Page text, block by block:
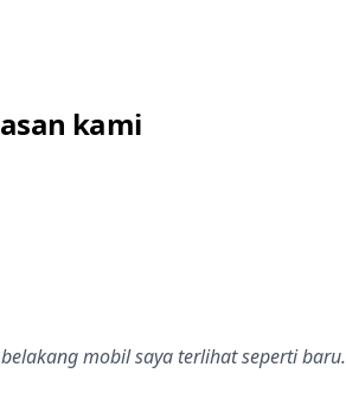
kami
mobil saya terlihat seperti baru.